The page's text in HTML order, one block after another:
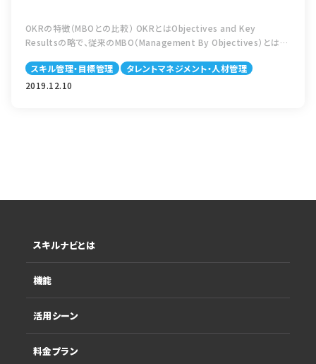
OKRの特徴（MBOとの比較） OKRとはObjectives and Key
Resultsの略で、従来のMBO（Management By Objectives）とは違
スキル管理・目標管理
タレントマネジメント・人材管理
2019.12.10
スキルナビとは
機能
活用シーン
料金プラン